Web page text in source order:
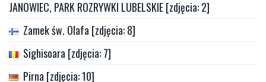
JANOWIEC, PARK ROZRYWKI LUBELSKIE [zdjęcia: 2]
Zamek św. Olafa [zdjęcia: 8]
Sighisoara [zdjęcia: 7]
Pirna [zdjęcia: 10]